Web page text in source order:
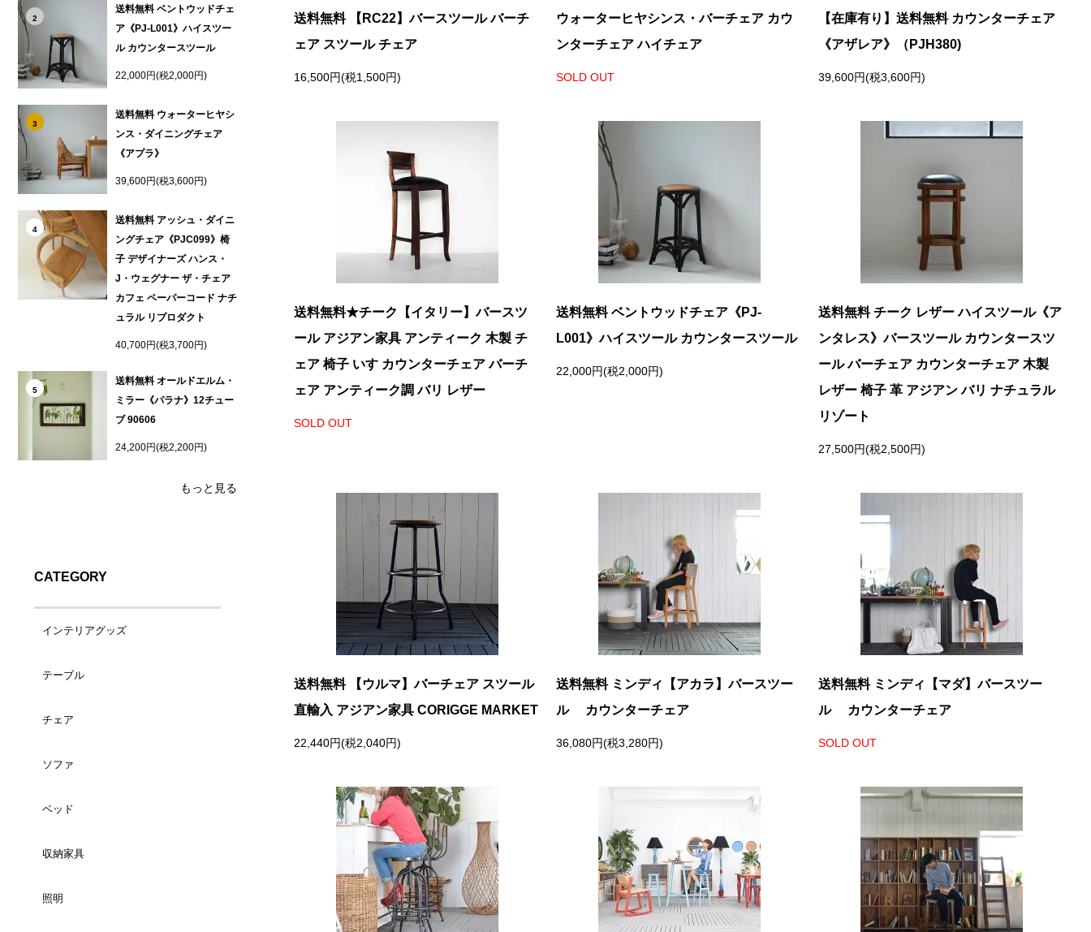
2
送料無料 ベントウッドチェ
ア《PJ-L001》ハイスツー
ル カウンタースツール
22,000円(税2,000円)
3
送料無料 ウォーターヒヤシ
ンス・ダイニングチェア
《アプラ》
39,600円(税3,600円)
4
送料無料 アッシュ・ダイニ
ングチェア《PJC099》椅
子 デザイナーズ ハンス・
J・ウェグナー ザ・チェア
カフェ ペーパーコード ナチ
ュラル リプロダクト
40,700円(税3,700円)
5
送料無料 オールドエルム・
ミラー《パラナ》12チュー
ブ 90606
24,200円(税2,200円)
もっと見る
CATEGORY
インテリアグッズ
バスケット（小）
バスケット（大）
ランドリーバスケット
テーブル
コーヒーテーブル
サイドテーブル
デスク
チェア
ダイニングチェア
カウンターチェア
ラウンジチェア
ソファ
1人掛け
2人掛け
3人掛け
ベッド
シングルサイズ
セミダブルサイズ
収納家具
チェスト
照明
送料無料 【RC22】バースツール バーチ
ェア スツール チェア
16,500円(税1,500円)
ウォーターヒヤシンス・バーチェア カウ
ンターチェア ハイチェア
SOLD OUT
【在庫有り】送料無料 カウンターチェア
《アザレア》（PJH380)
39,600円(税3,600円)
送料無料★チーク【イタリー】バースツ
ール アジアン家具 アンティーク 木製 チ
ェア 椅子 いす カウンターチェア バーチ
ェア アンティーク調 バリ レザー
SOLD OUT
送料無料 ベントウッドチェア《PJ-
L001》ハイスツール カウンタースツール
22,000円(税2,000円)
送料無料 チーク レザー ハイスツール《ア
ンタレス》バースツール カウンタースツ
ール バーチェア カウンターチェア 木製
レザー 椅子 革 アジアン バリ ナチュラル
リゾート
27,500円(税2,500円)
送料無料 【ウルマ】バーチェア スツール
直輸入 アジアン家具 CORIGGE MARKET
22,440円(税2,040円)
送料無料 ミンディ【アカラ】バースツー
ル カウンターチェア
36,080円(税3,280円)
送料無料 ミンディ【マダ】バースツー
ル カウンターチェア
SOLD OUT